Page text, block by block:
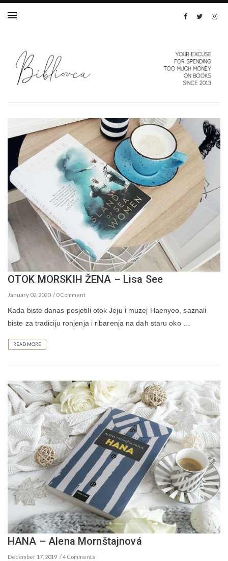
OTOK MORSKIH ŽENA – Lisa See
January 02, 2020 0 Comment
Kada biste danas posjetili otok Jeju i muzej Haenyeo, saznali
biste za tradiciju ronjenja i ribarenja na dah staru oko …
READ MORE
HANA – Alena Mornštajnová
December 17, 2019 4 Comments